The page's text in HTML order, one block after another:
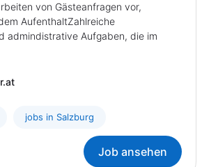
von Gästeanfragen vor,
AufenthaltZahlreiche
admindistrative Aufgaben, die im
jobs in Salzburg
Job ansehen